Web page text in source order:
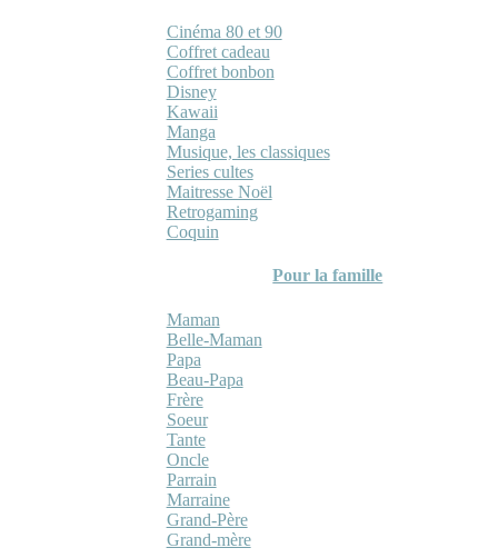
Cinéma 80 et 90
Coffret cadeau
Coffret bonbon
Disney
Kawaii
Manga
Musique, les classiques
Series cultes
Maitresse Noël
Retrogaming
Coquin
Pour la famille
Maman
Belle-Maman
Papa
Beau-Papa
Frère
Soeur
Tante
Oncle
Parrain
Marraine
Grand-Père
Grand-mère